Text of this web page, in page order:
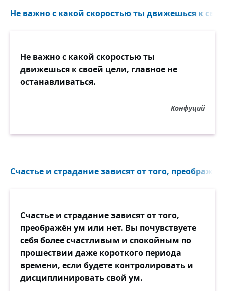
Не важно с какой скоростью ты движешься к
Не важно с какой скоростью ты
движешься к своей цели, главное не
останавливаться.
Конфуций
Счастье и страдание зависят от того,
Счастье и страдание зависят от того,
преображён ум или нет. Вы почувствуете
себя более счастливым и спокойным по
прошествии даже короткого периода
времени, если будете контролировать и
дисциплинировать свой ум.